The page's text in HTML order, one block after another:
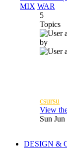
MIX WAR
5
Topics
by
csursu
View
Sun
DESIGN &